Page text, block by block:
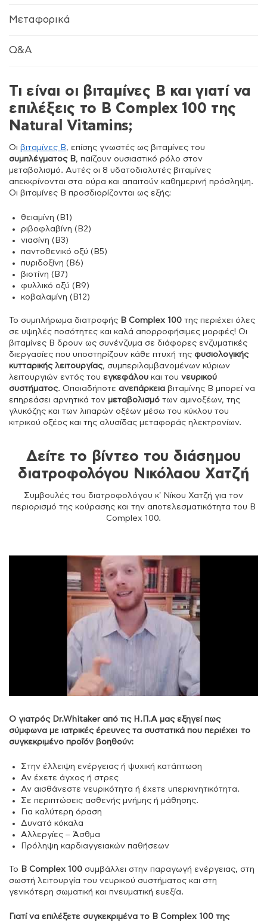
Μεταφορικά
Q&A
Τι είναι οι βιταμίνες Β και γιατί να
επιλέξεις το B Complex 100 της
Natural Vitamins;
Οι βιταμίνες Β, επίσης γνωστές ως βιταμίνες του
συμπλέγματος Β, παίζουν ουσιαστικό ρόλο στον
μεταβολισμό. Αυτές οι 8 υδατοδιαλυτές βιταμίνες
απεκκρίνονται στα ούρα και απαιτούν καθημερινή πρόσληψη.
Οι βιταμίνες Β προσδιορίζονται ως εξής:
θειαμίνη (Β1)
ριβοφλαβίνη (Β2)
νιασίνη (Β3)
παντοθενικό οξύ (Β5)
πυριδοξίνη (Β6)
βιοτίνη (Β7)
φυλλικό οξύ (Β9)
κοβαλαμίνη (Β12)
Το συμπλήρωμα διατροφής B Complex 100 της περιέχει όλες
σε υψηλές ποσότητες και καλά απορροφήσιμες μορφές! Οι
βιταμίνες Β δρουν ως συνένζυμα σε διάφορες ενζυματικές
διεργασίες που υποστηρίζουν κάθε πτυχή της φυσιολογικής
κυτταρικής λειτουργίας, συμπεριλαμβανομένων κύριων
λειτουργιών εντός του εγκεφάλου και του νευρικού
συστήματος. Οποιαδήποτε ανεπάρκεια βιταμίνης Β μπορεί να
επηρεάσει αρνητικά τον μεταβολισμό των αμινοξέων, της
γλυκόζης και των λιπαρών οξέων μέσω του κύκλου του
κιτρικού οξέος και της αλυσίδας μεταφοράς ηλεκτρονίων.
Δείτε το βίντεο του διάσημου
διατροφολόγου Νικόλαου Χατζή
Συμβουλές του διατροφολόγου κ’ Νίκου Χατζή για τον
περιορισμό της κούρασης και την αποτελεσματικότητα του B
Complex 100.
Ο γιατρός Dr.Whitaker από τις Η.Π.Α μας εξηγεί πως
σύμφωνα με ιατρικές έρευνες τα συστατικά που περιέχει το
συγκεκριμένο προϊόν βοηθούν:
Στην έλλειψη ενέργειας ή ψυχική κατάπτωση
Αν έχετε άγχος ή στρες
Αν αισθάνεστε νευρικότητα ή έχετε υπερκινητικότητα.
Σε περιπτώσεις ασθενής μνήμης ή μάθησης.
Για καλύτερη όραση
Δυνατά κόκαλα
Αλλεργίες – Άσθμα
Πρόληψη καρδιαγγειακών παθήσεων
Το B Complex 100 συμβάλλει στην παραγωγή ενέργειας, στη
σωστή λειτουργία του νευρικού συστήματος και στη
γενικότερη σωματική και πνευματική ευεξία.
Γιατί να επιλέξετε συγκεκριμένα το B Complex 100 της